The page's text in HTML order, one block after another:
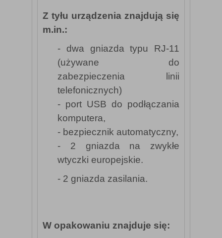
Z tyłu urządzenia znajdują się
m.in.:
- dwa gniazda typu RJ-11
(używane do
zabezpieczenia linii
telefonicznych)
- port USB do podłączania
komputera,
- bezpiecznik automatyczny,
- 2 gniazda na zwykłe
wtyczki europejskie.
- 2 gniazda zasilania.
W opakowaniu znajduje się: